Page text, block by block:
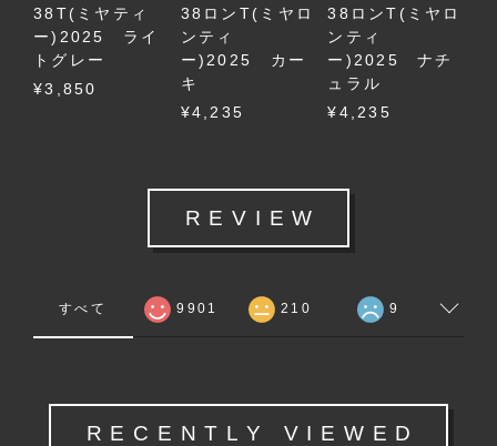
38T(ミヤティ
ー)2025 ライ
トグレー
¥3,850
38ロンT(ミヤロ
ンティ
ー)2025 カー
キ
¥4,235
38ロンT(ミヤロ
ンティ
ー)2025 ナチ
ュラル
¥4,235
REVIEW
すべて 9901 210 9
RECENTLY VIEWED